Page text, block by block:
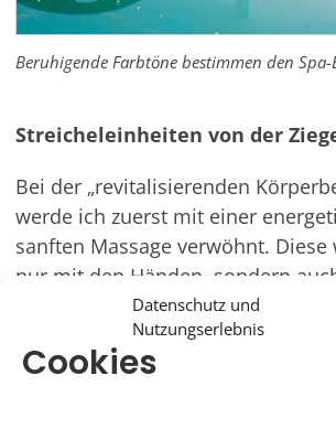
Datenschutz und
Nutzungserlebnis
Cookies
Beruhigende Farbtöne bestimmen den Spa-
Streicheleinheiten von der
Bei der „revitalisierenden
werde ich zuerst mit einer
sanften Massage verwöhnt.
nur mit den Händen, sondern
feinen Ziegenhaarbürste
fühlt sich im ersten Moment ein
ungewohnt an. Man merkt aber